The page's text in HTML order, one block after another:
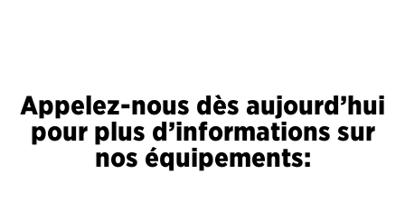
Appelez-nous dès aujourd’hui
pour plus d’informations sur
nos équipements: